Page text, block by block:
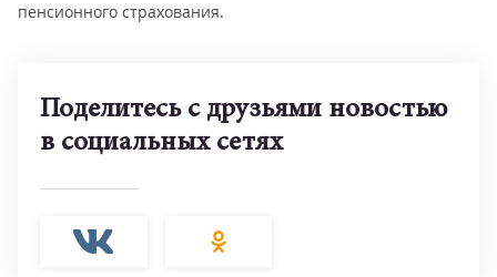
пенсионного страхования.
Поделитесь с друзьями новостью
в социальных сетях